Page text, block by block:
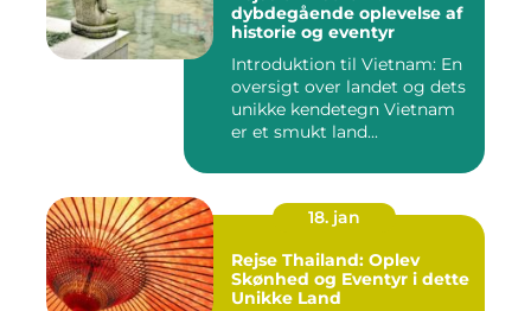
dybdegående oplevelse af
historie og eventyr
Introduktion til Vietnam: En
oversigt over landet og dets
unikke kendetegn Vietnam
er et smukt land...
18. jan
Rejse Thailand: Oplev
Skønhed og Eventyr i dette
Unikke Land